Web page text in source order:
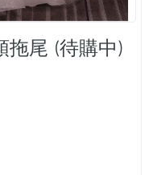
拖尾 (待購中)